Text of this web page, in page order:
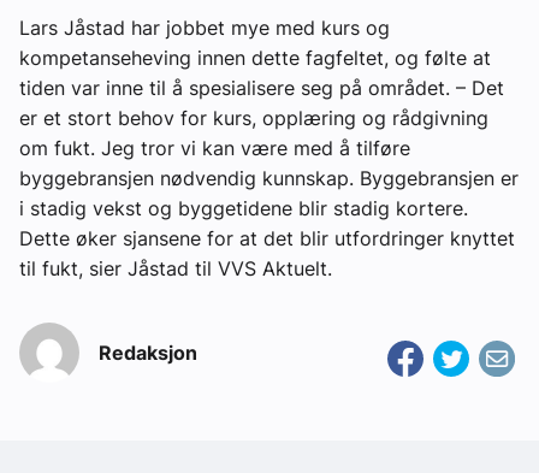
Lars Jåstad har jobbet mye med kurs og
kompetanseheving innen dette fagfeltet, og følte at
tiden var inne til å spesialisere seg på området. – Det
er et stort behov for kurs, opplæring og rådgivning
om fukt. Jeg tror vi kan være med å tilføre
byggebransjen nødvendig kunnskap. Byggebransjen er
i stadig vekst og byggetidene blir stadig kortere.
Dette øker sjansene for at det blir utfordringer knyttet
til fukt, sier Jåstad til VVS Aktuelt.
Redaksjon